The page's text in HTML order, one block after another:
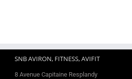
SNB AVIRON, FITNESS, AVIFIT
8 Avenue Capitaine Resplandy